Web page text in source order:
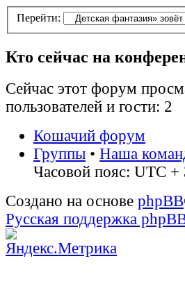
Перейти:
Кто сейчас на
Сейчас этот форум
пользователей и гости: 2
Кошачий форум
Группы • Наша
Часовой пояс: UTC +
Создано на основе phpBB
Русская поддержка